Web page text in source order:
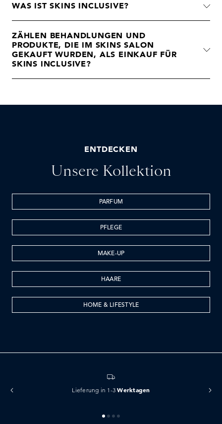
WAS IST SKINS INCLUSIVE?
ZÄHLEN BEHANDLUNGEN UND
PRODUKTE, DIE IM SKINS SALON
GEKAUFT WURDEN, ALS EINKAUF FÜR
SKINS INCLUSIVE?
ENTDECKEN
Unsere Kollektion
PARFUM
PFLEGE
MAKE-UP
HAARE
HOME & LIFESTYLE
Lieferung in 1-3Werktagen